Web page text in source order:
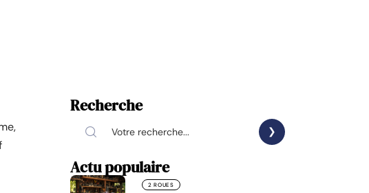
Recherche
Actu populaire
2 ROUES